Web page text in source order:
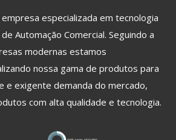
especializada em tecnologia
Automação Comercial. Seguindo a
modernas estamos
nossa gama de produtos para
e exigente demanda do mercado,
com alta qualidade e tecnologia.